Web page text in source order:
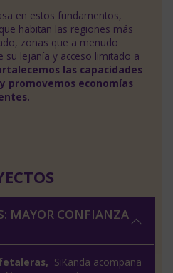
en estos fundamentos,
habitan las regiones más
zonas que a menudo
su lejanía y acceso limitado a
las capacidades
promovemos economías
MAYOR CONFIANZA
SiKanda acompaña